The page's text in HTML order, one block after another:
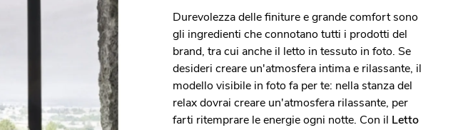
Durevolezza delle finiture e grande comfort sono
gli ingredienti che connotano tutti i prodotti del
brand, tra cui anche il letto in tessuto in foto. Se
desideri creare un'atmosfera intima e rilassante, il
modello visibile in foto fa per te: nella stanza del
relax dovrai creare un'atmosfera rilassante, per
farti ritemprare le energie ogni notte. Con il Letto